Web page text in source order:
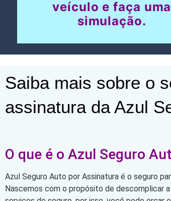
veículo e faça uma
simulação.
Saiba mais sobre o
assinatura da Azul
O que é o Azul Seguro
Azul Seguro Auto por Assinatura é o seguro
Nascemos com o propósito de descomplicar